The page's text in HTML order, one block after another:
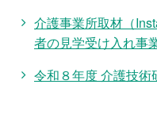
介護事業所取材（
者の見学受け入れ事
令和８年度 介護技術